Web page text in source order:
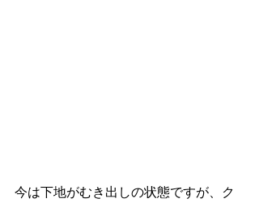
今は下地がむき出しの状態ですが、ク